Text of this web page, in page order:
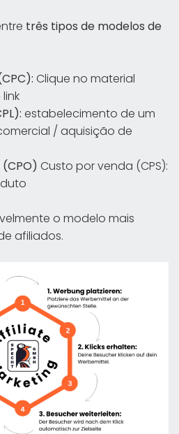
três tipos de modelos de
Clique no material
estabelecimento de um
/ aquisição de
(CPO) Custo por venda (CPS):
o modelo mais
afiliados.